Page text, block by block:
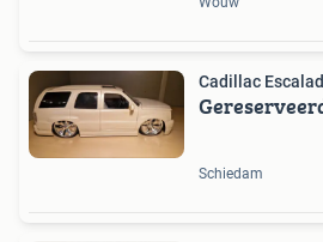
Cadillac
Schiedam